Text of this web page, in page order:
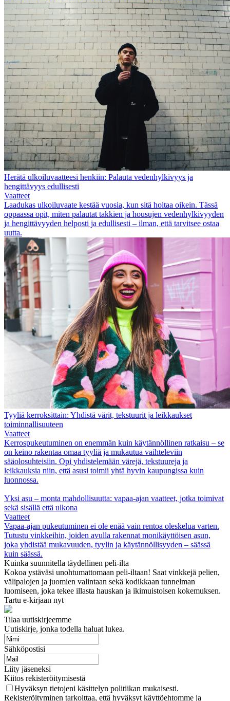
Herätä ulkoiluvaatteesi henkiin: Palauta vedenhylkivyys ja
hengittävyys edullisesti
Vaatteet
Laadukas ulkoiluvaate kestää vuosia, kun sitä hoitaa oikein. Tässä
oppaassa opit, miten palautat takkien ja housujen vedenhylkivyyden
ja hengittävyyden helposti ja edullisesti – ilman, että tarvitsee ostaa
uutta.
Tyyliä kerroksittain: Yhdistä värit, tekstuurit ja leikkaukset
toiminnallisuuteen
Vaatteet
Kerrospukeutuminen on enemmän kuin käytännöllinen ratkaisu – se
on keino rakentaa omaa tyyliä ja mukautua vaihteleviin
sääolosuhteisiin. Opi yhdistelemään värejä, tekstuureja ja
leikkauksia niin, että asusi toimii yhtä hyvin kaupungissa kuin
luonnossa.
Yksi asu – monta mahdollisuutta: vapaa-ajan vaatteet, jotka toimivat
sekä sisällä että ulkona
Vaatteet
Vapaa-ajan pukeutuminen ei ole enää vain rentoa oleskelua varten.
Tutustu vinkkeihin, joiden avulla rakennat monikäyttöisen asun,
joka yhdistää mukavuuden, tyylin ja käytännöllisyyden – säässä
kuin säässä.
Kuinka suunnitella täydellinen peli-ilta
Kokoa ystäväsi unohtumattomaan peli-iltaan! Saat vinkkejä pelien,
välipalojen ja juomien valintaan sekä kodikkaan tunnelman
luomiseen, joka tekee illasta hauskan ja ikimuistoisen kokemuksen.
Tartu e-kirjaan nyt
Tilaa uutiskirjeemme
Uutiskirje, jonka todella haluat lukea.
Sähköpostisi
Liity jäseneksi
Kiitos rekisteröitymisestä
Hyväksyn tietojeni käsittelyn politiikan mukaisesti.
Rekisteröityminen tarkoittaa, että hyväksyt käyttöehtomme ja